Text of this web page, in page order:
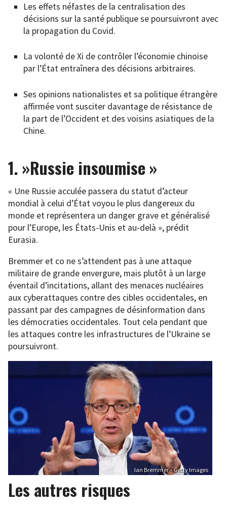
Les effets néfastes de la centralisation des
décisions sur la santé publique se poursuivront avec
la propagation du Covid.
La volonté de Xi de contrôler l’économie chinoise
par l’État entraînera des décisions arbitraires.
Ses opinions nationalistes et sa politique étrangère
affirmée vont susciter davantage de résistance de
la part de l’Occident et des voisins asiatiques de la
Chine.
1. »Russie insoumise »
« Une Russie acculée passera du statut d’acteur
mondial à celui d’État voyou le plus dangereux du
monde et représentera un danger grave et généralisé
pour l’Europe, les États-Unis et au-delà », prédit
Eurasia.
Bremmer et co ne s’attendent pas à une attaque
militaire de grande envergure, mais plutôt à un large
éventail d’incitations, allant des menaces nucléaires
aux cyberattaques contre des cibles occidentales, en
passant par des campagnes de désinformation dans
les démocraties occidentales. Tout cela pendant que
les attaques contre les infrastructures de l’Ukraine se
poursuivront.
Ian Bremmer – Getty Images
Les autres risques